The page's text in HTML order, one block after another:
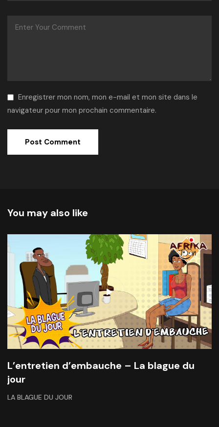
Enregistrer mon nom, mon e-mail et mon site dans le
navigateur pour mon prochain commentaire.
You may also like
L’entretien d’embauche – La blague du
jour
LA BLAGUE DU JOUR